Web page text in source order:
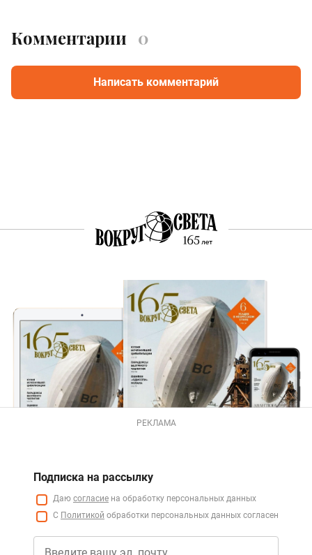
Комментарии 0
Написать комментарий
РЕКЛАМА
Подписка на рассылку
Даю согласие на обработку персональных данных
С Политикой обработки персональных данных согласен